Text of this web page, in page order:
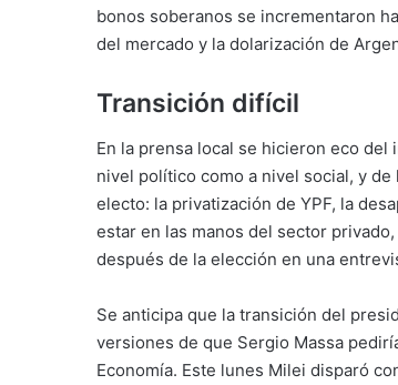
bonos soberanos se incrementaron
del mercado y la dolarización de
Transición difícil
En la prensa local se hicieron eco
nivel político como a nivel social, y
electo: la privatización de YPF, la
estar en las manos del sector
después de la elección en una
Se anticipa que la transición del
versiones de que Sergio Massa
Economía. Este lunes Milei disparó